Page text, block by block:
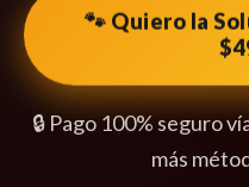
🐾 Quiero la
🔒 Pago 100% seguro
más